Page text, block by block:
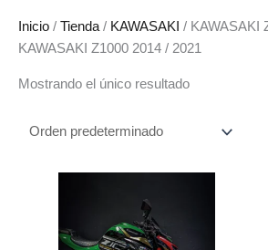
Inicio / Tienda / KAWASAKI / KAWASAKI
KAWASAKI Z1000 2014 / 2021
Mostrando el único resultado